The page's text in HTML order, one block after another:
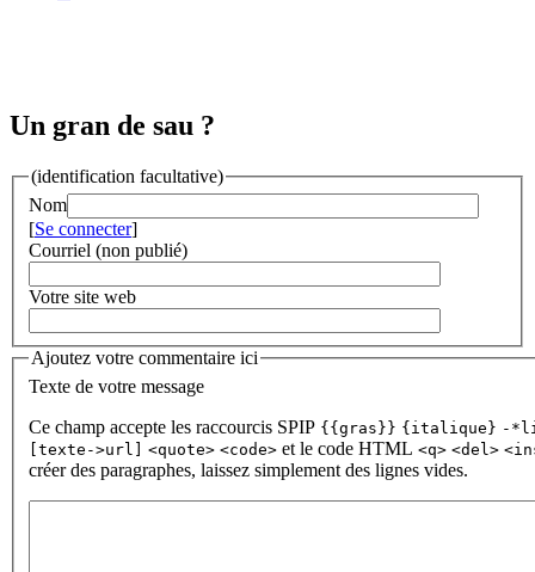
Un gran de sau ?
(identification facultative)
Nom
[Se connecter]
Courriel (non publié)
Votre site web
Ajoutez votre commentaire ici
Texte de votre message
Ce champ accepte les raccourcis SPIP {{gras}} {italique} -
[texte->url] <quote> <code> et le code HTML <q> <del>
créer des paragraphes, laissez simplement des lignes vides.